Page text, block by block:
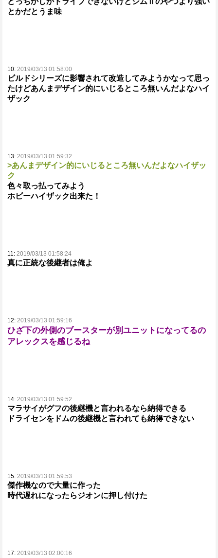
とかだとうま味
10: 2019/03/13 01:58:00
ビルドシリーズに影響されて改造してみようかなって思っ
たけどあんまデザイン的にいじるところ無いんだよなハイ
ザック
13: 2019/03/13 01:59:32
>あんまデザイン的にいじるところ無いんだよなハイザッ
ク
色々取っ払ってみよう
ホビーハイザック出来た！
11: 2019/03/13 01:58:24
真に正統な後継者は俺よ
12: 2019/03/13 01:59:16
ひざ下の外側のブースターが別ユニットになってるの
アレックスを感じるね
14: 2019/03/13 01:59:52
マラサイがグフの後継機と言われるなら納得できる
ドライセンをドムの後継機と言われても納得できない
15: 2019/03/13 01:59:53
傑作機なので大量に作った
時代遅れになったらジオンに押し付けた
17: 2019/03/13 02:00:16